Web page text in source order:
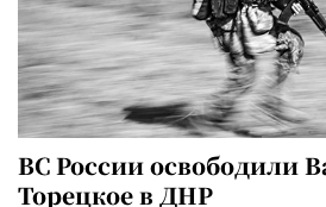
ВС России освободили
Торецкое в ДНР